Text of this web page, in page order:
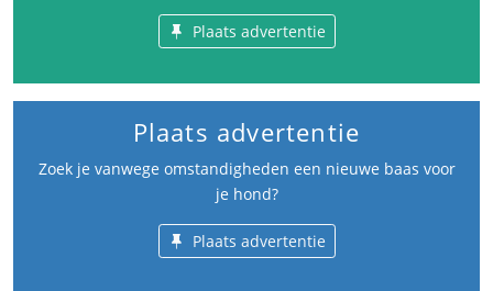
Plaats advertentie
Plaats advertentie
Zoek je vanwege omstandigheden een nieuwe baas voor
je hond?
Plaats advertentie